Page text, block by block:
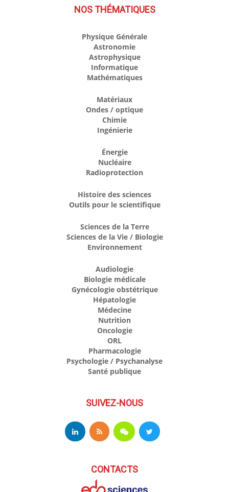
NOS THÉMATIQUES
Physique Générale
Astronomie
Astrophysique
Informatique
Mathématiques
Matériaux
Ondes / optique
Chimie
Ingénierie
Énergie
Nucléaire
Radioprotection
Histoire des sciences
Outils pour le scientifique
Sciences de la Terre
Sciences de la Vie / Biologie
Environnement
Audiologie
Biologie médicale
Gynécologie obstétrique
Hépatologie
Médecine
Nutrition
Oncologie
ORL
Pharmacologie
Psychologie / Psychanalyse
Santé publique
SUIVEZ-NOUS
CONTACTS